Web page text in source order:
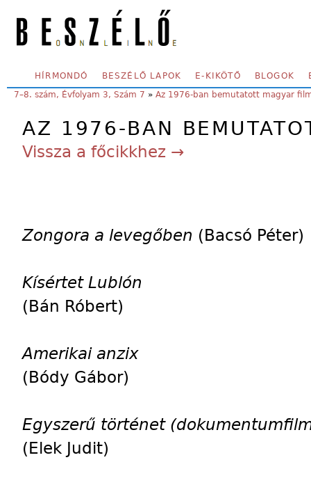
SECONDARY MENU
HÍRMONDÓ BESZÉLŐ LAPOK E-KIKÖTŐ BLOGOK
YOU ARE HERE:
7–8. szám, Évfolyam 3, Szám 7 » Az 1976-ban bemutatott magyar
AZ 1976-BAN
Vissza a főcikkhez →
Zongora a levegőben (Bacsó Péter)
Kísértet Lublón
(Bán Róbert)
Amerikai anzix
(Bódy Gábor)
Egyszerű történet
(Elek Judit)